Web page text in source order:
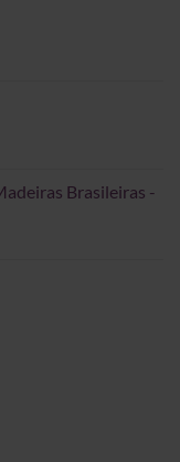
Brasileiras -